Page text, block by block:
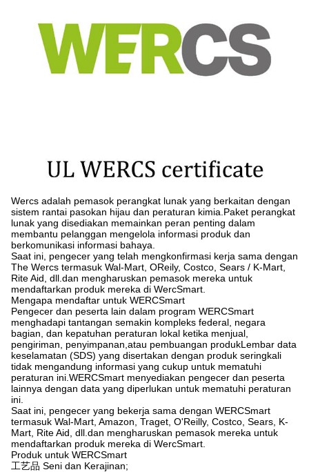
Wercs adalah pemasok perangkat lunak yang berkaitan dengan
sistem rantai pasokan hijau dan peraturan kimia.Paket perangkat
lunak yang disediakan memainkan peran penting dalam
membantu pelanggan mengelola informasi produk dan
berkomunikasi informasi bahaya.
Saat ini, pengecer yang telah mengkonfirmasi kerja sama dengan
The Wercs termasuk Wal-Mart, OReily, Costco, Sears / K-Mart,
Rite Aid, dll.dan mengharuskan pemasok mereka untuk
mendaftarkan produk mereka di WercSmart.
Mengapa mendaftar untuk WERCSmart
Pengecer dan peserta lain dalam program WERCSmart
menghadapi tantangan semakin kompleks federal, negara
bagian, dan kepatuhan peraturan lokal ketika menjual,
pengiriman, penyimpanan,atau pembuangan produkLembar data
keselamatan (SDS) yang disertakan dengan produk seringkali
tidak mengandung informasi yang cukup untuk mematuhi
peraturan ini.WERCSmart menyediakan pengecer dan peserta
lainnya dengan data yang diperlukan untuk mematuhi peraturan
ini.
Saat ini, pengecer yang bekerja sama dengan WERCSmart
termasuk Wal-Mart, Amazon, Traget, O'Reilly, Costco, Sears, K-
Mart, Rite Aid, dll.dan mengharuskan pemasok mereka untuk
mendaftarkan produk mereka di WercSmart.
Produk untuk WERCSmart
工艺品 Seni dan Kerajinan;